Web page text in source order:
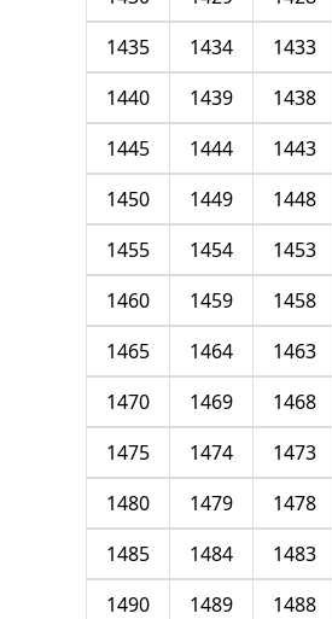
1433
1434
1435
1438
1439
1440
1443
1444
1445
1448
1449
1450
1453
1454
1455
1458
1459
1460
1463
1464
1465
1468
1469
1470
1473
1474
1475
1478
1479
1480
1483
1484
1485
1488
1489
1490